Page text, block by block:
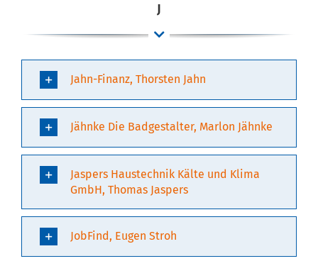
J
Jahn-Finanz, Thorsten Jahn
Jähnke Die Badgestalter, Marlon Jähnke
Jaspers Haustechnik Kälte und Klima
GmbH, Thomas Jaspers
JobFind, Eugen Stroh